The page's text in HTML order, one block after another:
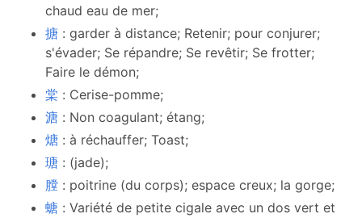
chaud eau de mer;
搪 : garder à distance; Retenir; pour conjurer;
s'évader; Se répandre; Se revêtir; Se frotter;
Faire le démon;
棠 : Cerise-pomme;
溏 : Non coagulant; étang;
煻 : à réchauffer; Toast;
瑭 : (jade);
膛 : poitrine (du corps); espace creux; la gorge;
螗 : Variété de petite cigale avec un dos vert et